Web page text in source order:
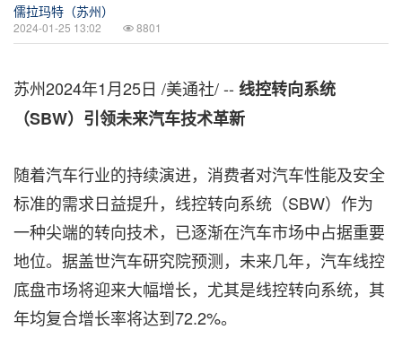
儒拉玛特（苏州）
2024-01-25 13:02 8801
苏州2024年1月25日 /美通社/ -- 线控转向系统
（SBW）引领未来汽车技术革新
随着汽车行业的持续演进，消费者对汽车性能及安全
标准的需求日益提升，线控转向系统（SBW）作为
一种尖端的转向技术，已逐渐在汽车市场中占据重要
地位。据盖世汽车研究院预测，未来几年，汽车线控
底盘市场将迎来大幅增长，尤其是线控转向系统，其
年均复合增长率将达到72.2%。